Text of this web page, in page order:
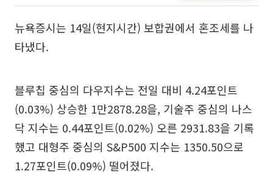
뉴욕증시는 14일(현지시간) 보합권에서 혼조세를 나
타냈다.
블루칩 중심의 다우지수는 전일 대비 4.24포인트
(0.03%) 상승한 1만2878.28을, 기술주 중심의 나스
닥 지수는 0.44포인트(0.02%) 오른 2931.83을 기록
했고 대형주 중심의 S&P500 지수는 1350.50으로
1.27포인트(0.09%) 떨어졌다.